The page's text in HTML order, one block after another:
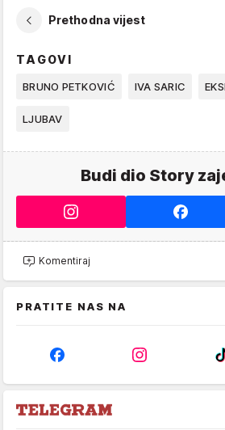
Prethodna vijest
TAGOVI
BRUNO PETKOVIĆ IVA SARIC
LJUBAV
Budi dio Story
Komentiraj
PRATITE NAS NA